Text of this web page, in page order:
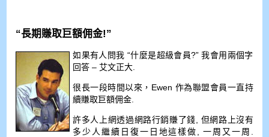
“長期賺取巨額佣金!”
如果有人問我 “什麼是超級會員?” 我會用兩個字
回答 – 艾文正大.
很長一段時間以來，Ewen 作為聯盟會員一直持
續賺取巨額佣金.
許多人上網透過網路行銷賺了錢, 但網路上沒有
多少人繼續日復一日地這樣做, 一周又一周.